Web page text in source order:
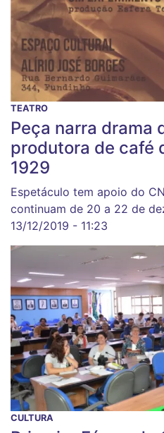
TEATRO
Peça narra drama
produtora de café
1929
Espetáculo tem apoio do
continuam de 20 a 22 de
13/12/2019 - 11:23
CULTURA